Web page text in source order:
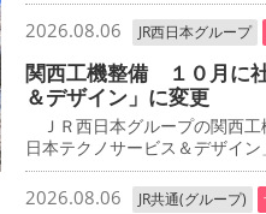
2026.08.06 JR西日本グループ
関西工機整備 １０月に
＆デザイン」に変更
ＪＲ西日本グループの関西
日本テクノサービス＆デザイン
2026.08.06 JR共通(グループ)